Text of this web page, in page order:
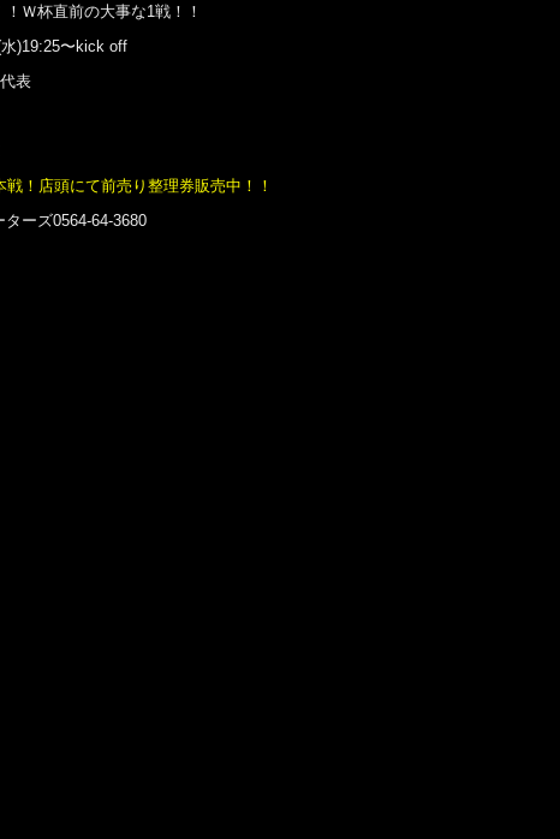
Ｗ杯直前の大事な1戦！！
)19:25〜kick off
表
！店頭にて前売り整理券販売中！！
ーズ0564-64-3680